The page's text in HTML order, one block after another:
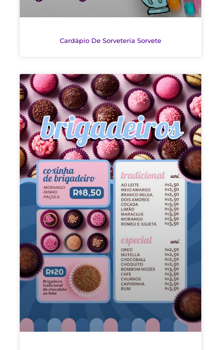
Cardápio De Sorveteria Sorvete